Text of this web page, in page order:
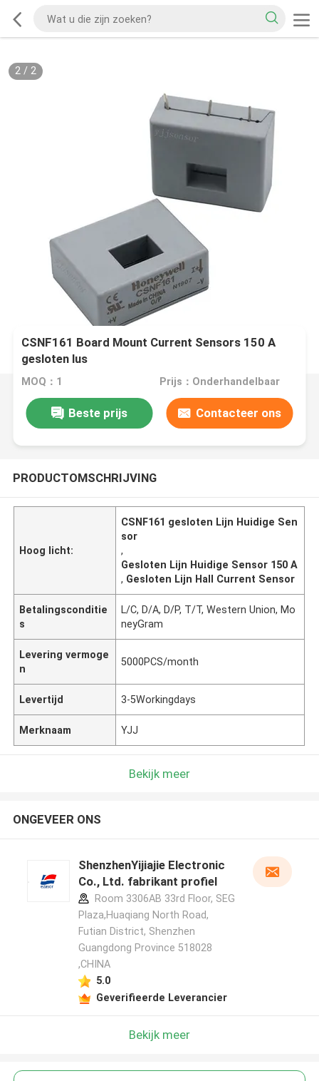
2/ 2
CSNF161 Board Mount Current Sensors 150 A
gesloten lus
MOQ：1 Prijs：Onderhandelbaar
Beste prijs Contacteer ons
PRODUCTOMSCHRIJVING
Hoog licht:
CSNF161 gesloten Lijn Huidige Sen
sor
,
Gesloten Lijn Huidige Sensor 150 A
, Gesloten Lijn Hall Current Sensor
Betalingsconditie
s
L/C, D/A, D/P, T/T, Western Union, Mo
neyGram
Levering vermoge
n
5000PCS/month
Levertijd 3-5Workingdays
Merknaam YJJ
Bekijk meer
ONGEVEER ONS
ShenzhenYijiajie Electronic
Co., Ltd. fabrikant profiel
Room 3306AB 33rd Floor, SEG
Plaza,Huaqiang North Road,
Futian District, Shenzhen
Guangdong Province 518028
,CHINA
5.0
Geverifieerde Leverancier
Bekijk meer